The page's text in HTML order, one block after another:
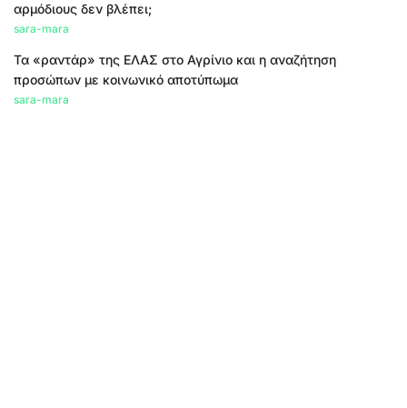
αρμόδιους δεν βλέπει;
sara-mara
Τα «ραντάρ» της ΕΛΑΣ στο Αγρίνιο και η αναζήτηση
προσώπων με κοινωνικό αποτύπωμα
sara-mara